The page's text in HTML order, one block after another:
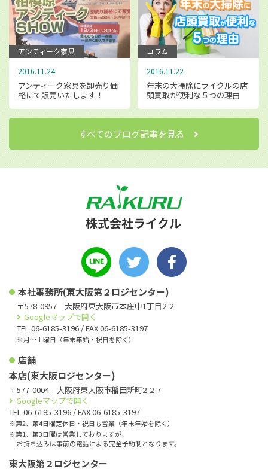
アンティーク家具
2016.11.24
アンティーク家具を卸売り価
格にて販売いたします！
コラム
2016.11.22
年末の大掃除にライクルの店
頭買取が便利な５つの理由
すべてのブログ記事を見る
本社事務所(東大阪第２ロジセンター)
〒578-0957 大阪府東大阪市本庄中1丁目2-2
Googleマップで開く
TEL 06-6185-3196 / FAX 06-6185-3197
※月〜土曜日（年末年始・祝日を除く）
店舗
本店(東大阪ロジセンター)
〒577-0004 大阪府東大阪市稲田新町2-2-7
Googleマップで開く
TEL 06-6185-3196 / FAX 06-6185-3197
※第2、第4日曜定休日・祝日も営業（年末年始を除く）
※第1、第3日曜は営業しておりますが、
お持ち込みは事前の電話による完全予約制となります。
東大阪第２ロジセンター